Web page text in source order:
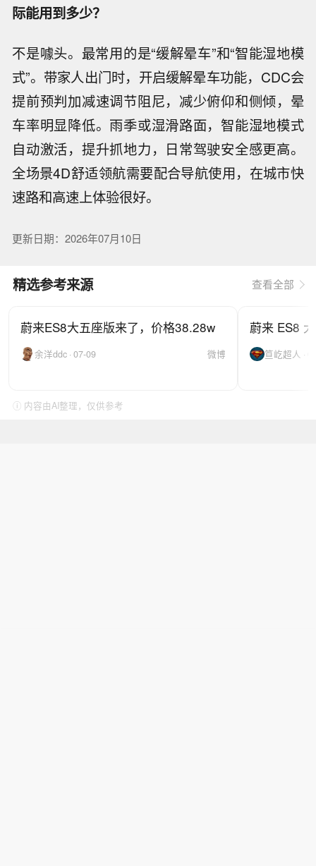
际能用到多少？
不是噱头。最常用的是“缓解晕车”和“智能湿地模
式”。带家人出门时，开启缓解晕车功能，CDC会
提前预判加减速调节阻尼，减少俯仰和侧倾，晕
车率明显降低。雨季或湿滑路面，智能湿地模式
自动激活，提升抓地力，日常驾驶安全感更高。
全场景4D舒适领航需要配合导航使用，在城市快
速路和高速上体验很好。
更新日期：2026年07月10日
精选参考来源 查看全部
蔚来ES8大五座版来了，价格38.28w
余洋ddc · 07-09 微博
蔚来 ES8
笪屹超人 ·
ⓘ 内容由AI整理，仅供参考